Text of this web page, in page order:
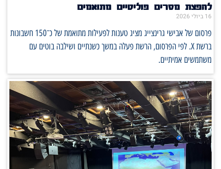
להפצת מסרים פוליטיים מתואמים
16 ביולי 2026
פרסום של אבישי גרינצייג מציג טענות לפעילות מתואמת של כ־150 חשבונות
ברשת X. לפי הפרסום, הרשת פעלה במשך כשנתיים ושילבה בוטים עם
משתמשים אמיתיים.